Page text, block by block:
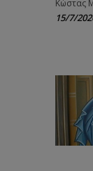
Κώστας
15/7/